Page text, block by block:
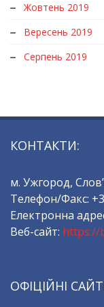
Жовтень 2019
Вересень 2019
Серпень 2019
КОНТАКТИ:
м. Ужгород,
Телефон/Факс:
Електронна
Веб-сайт: https://
ОФІЦІЙНІ